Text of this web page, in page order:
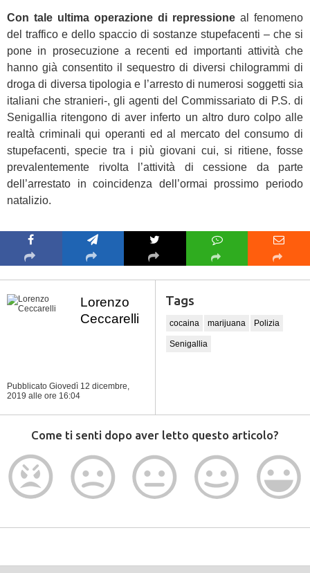
Con tale ultima operazione di repressione al fenomeno
del traffico e dello spaccio di sostanze stupefacenti – che si
pone in prosecuzione a recenti ed importanti attività che
hanno già consentito il sequestro di diversi chilogrammi di
droga di diversa tipologia e l’arresto di numerosi soggetti sia
italiani che stranieri-, gli agenti del Commissariato di P.S. di
Senigallia ritengono di aver inferto un altro duro colpo alle
realtà criminali qui operanti ed al mercato del consumo di
stupefacenti, specie tra i più giovani cui, si ritiene, fosse
prevalentemente rivolta l’attività di cessione da parte
dell’arrestato in coincidenza dell’ormai prossimo periodo
natalizio.
Lorenzo
Ceccarelli
Pubblicato Giovedì 12 dicembre,
2019 alle ore 16:04
Tags
cocaina marijuana Polizia
Senigallia
Come ti senti dopo aver letto questo articolo?